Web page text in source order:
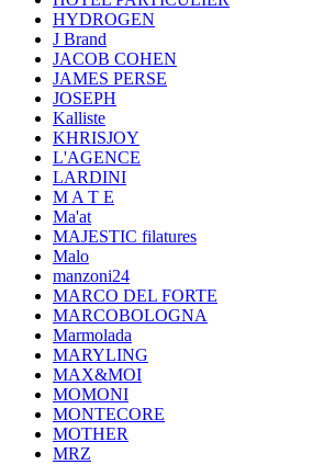
HYDROGEN
J Brand
JACOB COHEN
JAMES PERSE
JOSEPH
Kalliste
KHRISJOY
L'AGENCE
LARDINI
M A T E
Ma'at
MAJESTIC filatures
Malo
manzoni24
MARCO DEL FORTE
MARCOBOLOGNA
Marmolada
MARYLING
MAX&MOI
MOMONI
MONTECORE
MOTHER
MRZ